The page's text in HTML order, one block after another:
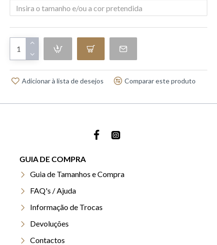
Adicionar à lista de desejos Comparar este produto
GUIA DE COMPRA
Guia de Tamanhos e Compra
FAQ's / Ajuda
Informação de Trocas
Devoluções
Contactos